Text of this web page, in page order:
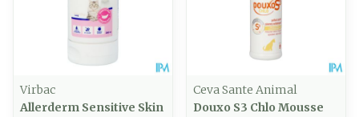
Virbac
Allerderm Sensitive Skin
Ceva Sante Animal
Douxo S3 Chlo Mousse